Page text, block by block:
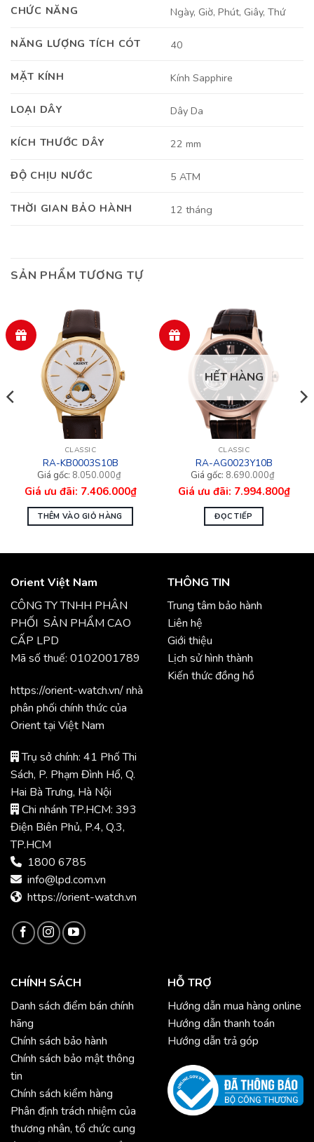
CHỨC NĂNG Ngày, Giờ, Phút, Giây, Thứ
NĂNG LƯỢNG TÍCH CÓT 40
MẶT KÍNH Kính Sapphire
LOẠI DÂY Dây Da
KÍCH THƯỚC DÂY 22 mm
ĐỘ CHỊU NƯỚC 5 ATM
THỜI GIAN BẢO HÀNH 12 tháng
SẢN PHẨM TƯƠNG TỰ
CLASSIC
RA-KB0003S10B
8.050.000₫
gốc
là: 7.406.000₫
hiện
tại
7.406.000₫.
THÊM VÀO GIỎ HÀNG
HẾT HÀNG
CLASSIC
RA-AG0023Y10B
8.690.000₫
gốc
là: 7.994.800₫
hiện
tại
7.994.800₫.ĐỌC TIẾP
Orient Việt Nam
CÔNG TY TNHH PHÂN
PHỐI SẢN PHẨM CAO
CẤP LPD
Mã số thuế: 0102001789
https://orient-watch.vn/ nhà
phân phối chính thức của
Orient tại Việt Nam
Trụ sở chính: 41 Phố Thi
Sách, P. Phạm Đình Hổ, Q.
Hai Bà Trưng, Hà Nội
Chi nhánh TP.HCM: 393
Điện Biên Phủ, P.4, Q.3,
TP.HCM
1800 6785
info@lpd.com.vn
https://orient-watch.vn
THÔNG TIN
Trung tâm bảo hành
Liên hệ
Giới thiệu
Lịch sử hình thành
Kiến thức đồng hồ
CHÍNH SÁCH
Danh sách điểm bán chính
hãng
Chính sách bảo hành
Chính sách bảo mật thông
tin
Chính sách kiểm hàng
Phân định trách nhiệm của
thương nhân, tổ chức cung
HỖ TRỢ
Hướng dẫn mua hàng online
Hướng dẫn thanh toán
Hướng dẫn trả góp